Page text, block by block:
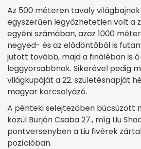
Az 500 méteren tavaly világbajnok
egyszerűen legyőzhetetlen volt a
egyéni számában, azaz 1000
negyed- és az elődöntőből is
jutott tovább, majd a fináléban is
leggyorsabbnak. Sikerével pedig
világkupáját a 22. születésnapját
magyar korcsolyázó.
A pénteki selejtezőben búcsúzott
közül Burján Csaba 27., míg Liu
pontversenyben a Liu fivérek
pozícióban.